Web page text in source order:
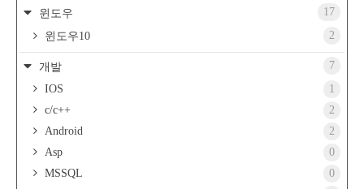
윈도우
17
윈도우10
2
개발
7
IOS
1
c/c++
2
Android
2
Asp
0
MSSQL
0